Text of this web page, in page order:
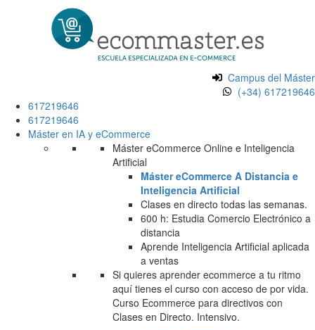
Campus del Máster
(+34) 617219646
617219646
617219646
Máster en IA y eCommerce
Máster eCommerce Online e Inteligencia
Artificial
Máster eCommerce A Distancia e
Inteligencia Artificial
Clases en directo todas las semanas.
600 h: Estudia Comercio Electrónico a
distancia
Aprende Inteligencia Artificial aplicada
a ventas
Si quieres aprender ecommerce a tu ritmo
aquí tienes el curso con acceso de por vida.
Curso Ecommerce para directivos con
Clases en Directo. Intensivo.